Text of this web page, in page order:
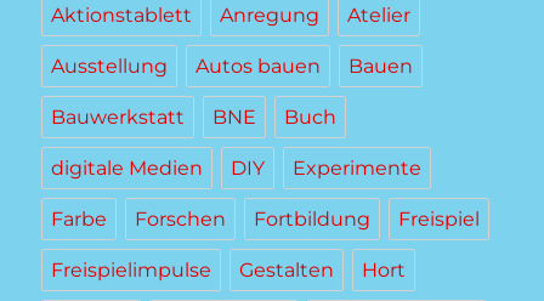
Aktionstablett Anregung Atelier
Ausstellung Autos bauen Bauen
Bauwerkstatt BNE Buch
digitale Medien DIY Experimente
Farbe Forschen Fortbildung Freispiel
Freispielimpulse Gestalten Hort